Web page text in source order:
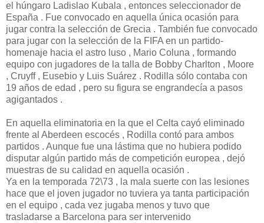
el húngaro Ladislao Kubala , entonces seleccionador de
España . Fue convocado en aquella única ocasión para
jugar contra la selección de Grecia . También fue convocado
para jugar con la selección de la FIFA en un partido-
homenaje hacia el astro luso , Mario Coluna , formando
equipo con jugadores de la talla de Bobby Charlton , Moore
, Cruyff , Eusebio y Luis Suárez . Rodilla sólo contaba con
19 años de edad , pero su figura se engrandecía a pasos
agigantados .
En aquella eliminatoria en la que el Celta cayó eliminado
frente al Aberdeen escocés , Rodilla contó para ambos
partidos . Aunque fue una lástima que no hubiera podido
disputar algún partido más de competición europea , dejó
muestras de su calidad en aquella ocasión .
Ya en la temporada 72\73 , la mala suerte con las lesiones
hace que el joven jugador no tuviera ya tanta participación
en el equipo , cada vez jugaba menos y tuvo que
trasladarse a Barcelona para ser intervenido